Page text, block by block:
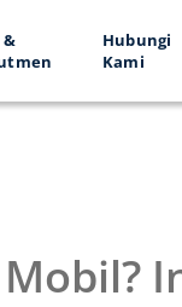
Hubungi
Kami